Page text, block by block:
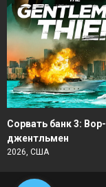
Сорвать банк 3: Вор-
джентльмен
2026, США